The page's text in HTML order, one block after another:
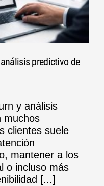
predictivo de
y análisis
muchos
clientes suele
mantener a los
o incluso más
[...]